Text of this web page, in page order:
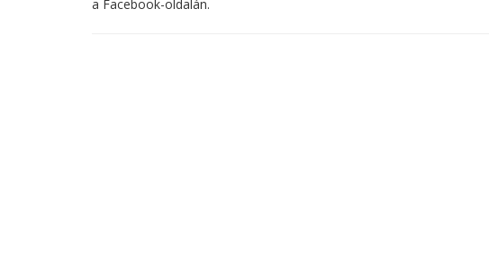
a Facebook-oldalán.